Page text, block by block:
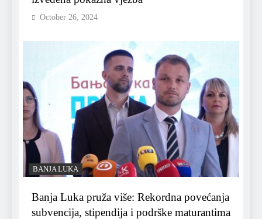
October 26, 2024
BANJA LUKA
Banja Luka pruža više: Rekordna povećanja
subvencija, stipendija i podrške maturantima